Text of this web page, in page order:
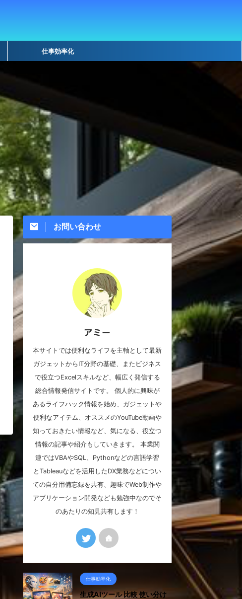
仕事効率化
お問い合わせ
アミー
本サイトでは便利なライフを主軸として最新
ガジェットからIT分野の基礎、またビジネス
で役立つExcelスキルなど、幅広く発信する
総合情報発信サイトです。 個人的に興味が
あるライフハック情報を始め、ガジェットや
便利なアイテム、オススメのYouTube動画や
知っておきたい情報など、気になる、役立つ
情報の記事や紹介もしていきます。 本業関
連ではVBAやSQL、Pythonなどの言語学習
とTableauなどを活用したDX業務などについ
ての自分用備忘録を共有、趣味でWeb制作や
アプリケーション開発なども勉強中なのでそ
のあたりの知見共有します！
仕事効率化
生成AIツール 比較 使い分け